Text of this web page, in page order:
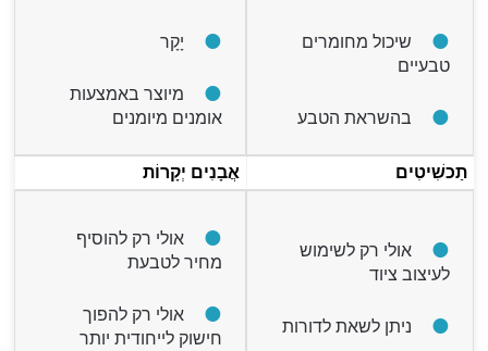
שיכול מחומרים
טבעיים
בהשראת הטבע
יָקָר
מיוצר באמצעות
אומנים מיומנים
תַכשִׁיטִים אֲבָנִים יְקָרוֹת
אולי רק לשימוש
לעיצוב ציוד
ניתן לשאת לדורות
אולי רק להוסיף
מחיר לטבעת
אולי רק להפוך
חישוק לייחודית יותר